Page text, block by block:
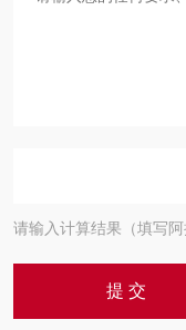
请输入计算结果（填写